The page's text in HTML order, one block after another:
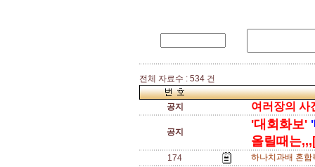
전체 자료수 : 534 건
공지 여러장의 사
공지
'대회화보'
올릴때는
174
하나치과배 혼